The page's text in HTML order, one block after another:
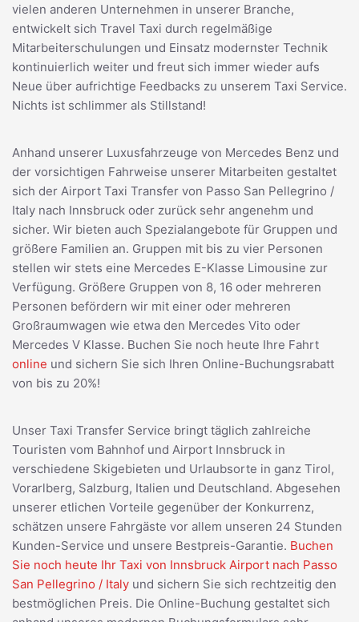
vielen anderen Unternehmen in unserer Branche,
entwickelt sich Travel Taxi durch regelmäßige
Mitarbeiterschulungen und Einsatz modernster Technik
kontinuierlich weiter und freut sich immer wieder aufs
Neue über aufrichtige Feedbacks zu unserem Taxi Service.
Nichts ist schlimmer als Stillstand!
Anhand unserer Luxusfahrzeuge von Mercedes Benz und
der vorsichtigen Fahrweise unserer Mitarbeiten gestaltet
sich der Airport Taxi Transfer von Passo San Pellegrino /
Italy nach Innsbruck oder zurück sehr angenehm und
sicher. Wir bieten auch Spezialangebote für Gruppen und
größere Familien an. Gruppen mit bis zu vier Personen
stellen wir stets eine Mercedes E-Klasse Limousine zur
Verfügung. Größere Gruppen von 8, 16 oder mehreren
Personen befördern wir mit einer oder mehreren
Großraumwagen wie etwa den Mercedes Vito oder
Mercedes V Klasse. Buchen Sie noch heute Ihre Fahrt
online und sichern Sie sich Ihren Online-Buchungsrabatt
von bis zu 20%!
Unser Taxi Transfer Service bringt täglich zahlreiche
Touristen vom Bahnhof und Airport Innsbruck in
verschiedene Skigebieten und Urlaubsorte in ganz Tirol,
Vorarlberg, Salzburg, Italien und Deutschland. Abgesehen
unserer etlichen Vorteile gegenüber der Konkurrenz,
schätzen unsere Fahrgäste vor allem unseren 24 Stunden
Kunden-Service und unsere Bestpreis-Garantie. Buchen
Sie noch heute Ihr Taxi von Innsbruck Airport nach Passo
San Pellegrino / Italy und sichern Sie sich rechtzeitig den
bestmöglichen Preis. Die Online-Buchung gestaltet sich